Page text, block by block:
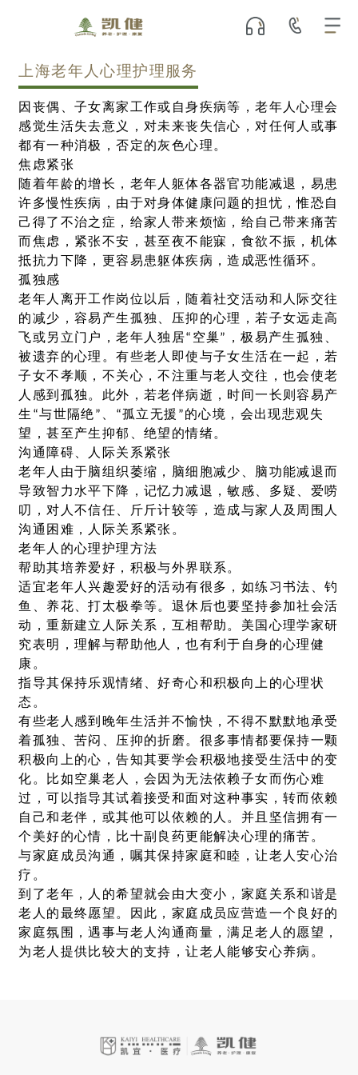
上海老年人心理护理服务
因丧偶、子女离家工作或自身疾病等，老年人心理会
感觉生活失去意义，对未来丧失信心，对任何人或事
都有一种消极，否定的灰色心理。
焦虑紧张
随着年龄的增长，老年人躯体各器官功能减退，易患
许多慢性疾病，由于对身体健康问题的担忧，惟恐自
己得了不治之症，给家人带来烦恼，给自己带来痛苦
而焦虑，紧张不安，甚至夜不能寐，食欲不振，机体
抵抗力下降，更容易患躯体疾病，造成恶性循环。
孤独感
老年人离开工作岗位以后，随着社交活动和人际交往
的减少，容易产生孤独、压抑的心理，若子女远走高
飞或另立门户，老年人独居“空巢”，极易产生孤独、
被遗弃的心理。有些老人即使与子女生活在一起，若
子女不孝顺，不关心，不注重与老人交往，也会使老
人感到孤独。此外，若老伴病逝，时间一长则容易产
生“与世隔绝”、“孤立无援”的心境，会出现悲观失
望，甚至产生抑郁、绝望的情绪。
沟通障碍、人际关系紧张
老年人由于脑组织萎缩，脑细胞减少、脑功能减退而
导致智力水平下降，记忆力减退，敏感、多疑、爱唠
叨，对人不信任、斤斤计较等，造成与家人及周围人
沟通困难，人际关系紧张。
老年人的心理护理方法
帮助其培养爱好，积极与外界联系。
适宜老年人兴趣爱好的活动有很多，如练习书法、钓
鱼、养花、打太极拳等。退休后也要坚持参加社会活
动，重新建立人际关系，互相帮助。美国心理学家研
究表明，理解与帮助他人，也有利于自身的心理健
康。
指导其保持乐观情绪、好奇心和积极向上的心理状
态。
有些老人感到晚年生活并不愉快，不得不默默地承受
着孤独、苦闷、压抑的折磨。很多事情都要保持一颗
积极向上的心，告知其要学会积极地接受生活中的变
化。比如空巢老人，会因为无法依赖子女而伤心难
过，可以指导其试着接受和面对这种事实，转而依赖
自己和老伴，或其他可以依赖的人。并且坚信拥有一
个美好的心情，比十副良药更能解决心理的痛苦。
与家庭成员沟通，嘱其保持家庭和睦，让老人安心治
疗。
到了老年，人的希望就会由大变小，家庭关系和谐是
老人的最终愿望。因此，家庭成员应营造一个良好的
家庭氛围，遇事与老人沟通商量，满足老人的愿望，
为老人提供比较大的支持，让老人能够安心养病。